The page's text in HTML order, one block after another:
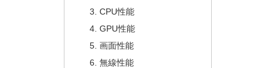
CPU性能
GPU性能
画面性能
無線性能